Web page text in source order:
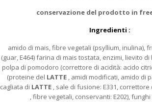
conservazione del prodotto in
Ingredienti :
amido di mais, fibre vegetali (psyllium, inulina),
(guar, E464) farina di mais tostata, enzimi, lievito
polpa di pomodoro (correttore di acidità: acido
(proteine del LATTE, amidi modificati, amido di
cagliata di LATTE , sale di fusione: E331, correttore
, fibre vegetali, conservanti: E202),